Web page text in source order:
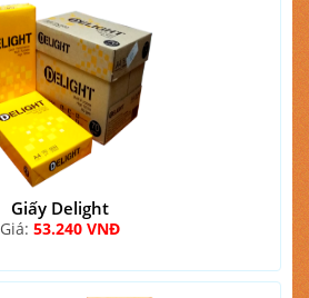
Giấy Delight
Giá: 53.240 VNĐ